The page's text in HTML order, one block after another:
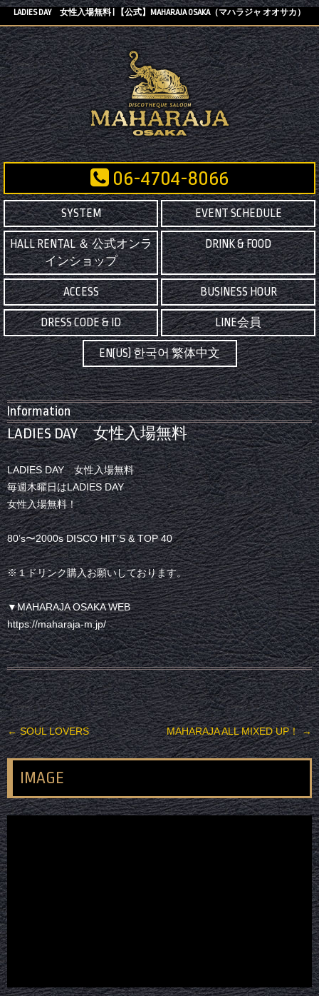
LADIES DAY 女性入場無料 | 【公式】MAHARAJA OSAKA（マハラジャ オオサカ）
06-4704-8066
SYSTEM EVENT SCHEDULE
HALL RENTAL ＆ 公式オンラ
インショップ
DRINK & FOOD
ACCESS BUSINESS HOUR
DRESS CODE & ID LINE会員
EN(US) 한국어 繁体中文
Information
LADIES DAY 女性入場無料
LADIES DAY 女性入場無料
毎週木曜日はLADIES DAY
女性入場無料！
80’s〜2000s DISCO HIT’S & TOP 40
※１ドリンク購入お願いしております。
▼MAHARAJA OSAKA WEB
https://maharaja-m.jp/
投稿ナビゲーション
←SOUL LOVERS MAHARAJA ALL MIXED UP！→
IMAGE